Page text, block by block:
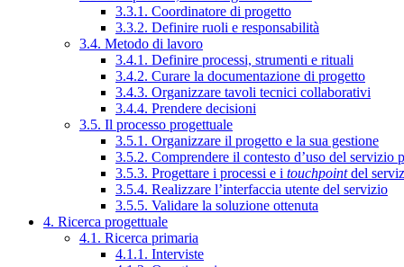
3.3.1. Coordinatore di progetto
3.3.2. Definire ruoli e responsabilità
3.4. Metodo di lavoro
3.4.1. Definire processi, strumenti e rituali
3.4.2. Curare la documentazione di progetto
3.4.3. Organizzare tavoli tecnici collaborativi
3.4.4. Prendere decisioni
3.5. Il processo progettuale
3.5.1. Organizzare il progetto e la sua gestione
3.5.2. Comprendere il contesto d’uso del servizio
3.5.3. Progettare i processi e i touchpointdel
3.5.4. Realizzare l’interfaccia utente del servizio
3.5.5. Validare la soluzione ottenuta
4. Ricerca progettuale
4.1. Ricerca primaria
4.1.1. Interviste